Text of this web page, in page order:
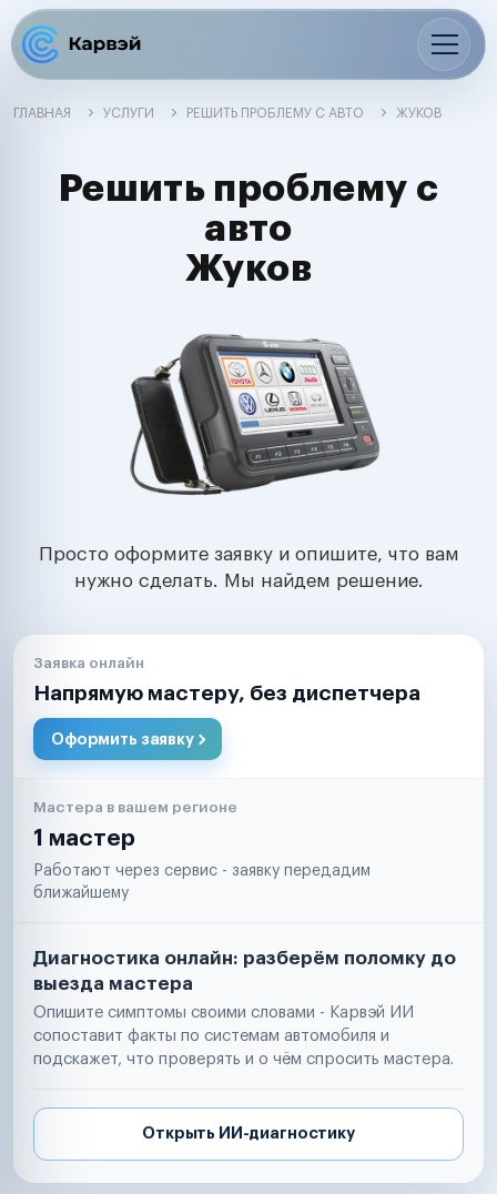
ГЛАВНАЯ УСЛУГИ РЕШИТЬ ПРОБЛЕМУ С АВТО ЖУКОВ
Решить проблему с
авто
Жуков
Просто оформите заявку и опишите, что вам
нужно сделать. Мы найдем решение.
Заявка онлайн
Напрямую мастеру, без диспетчера
Оформить заявку
Мастера в вашем регионе
1 мастер
Работают через сервис - заявку передадим
ближайшему
Диагностика онлайн: разберём поломку до
выезда мастера
Опишите симптомы своими словами - Карвэй ИИ
сопоставит факты по системам автомобиля и
подскажет, что проверять и о чём спросить мастера.
Открыть ИИ-диагностику